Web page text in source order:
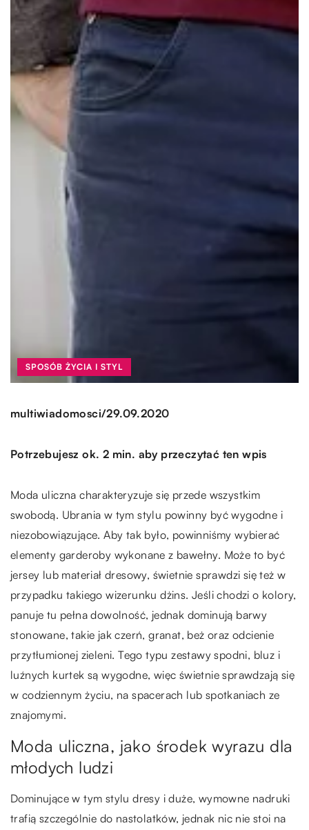
SPOSÓB ŻYCIA I STYL
multiwiadomosci/29.09.2020
Potrzebujesz ok. 2 min. aby przeczytać ten wpis
Moda uliczna charakteryzuje się przede wszystkim
swobodą. Ubrania w tym stylu powinny być wygodne i
niezobowiązujące. Aby tak było, powinniśmy wybierać
elementy garderoby wykonane z bawełny. Może to być
jersey lub materiał dresowy, świetnie sprawdzi się też w
przypadku takiego wizerunku dżins. Jeśli chodzi o kolory,
panuje tu pełna dowolność, jednak dominują barwy
stonowane, takie jak czerń, granat, beż oraz odcienie
przytłumionej zieleni. Tego typu zestawy spodni, bluz i
luźnych kurtek są wygodne, więc świetnie sprawdzają się
w codziennym życiu, na spacerach lub spotkaniach ze
znajomymi.
Moda uliczna, jako środek wyrazu dla
młodych ludzi
Dominujące w tym stylu dresy i duże, wymowne nadruki
trafią szczególnie do nastolatków, jednak nic nie stoi na